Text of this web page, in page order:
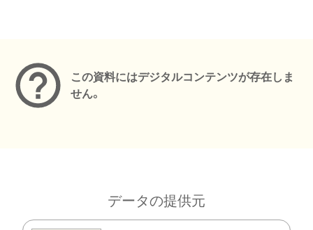
この資料にはデジタルコンテンツが存在しま
せん。
データの提供元